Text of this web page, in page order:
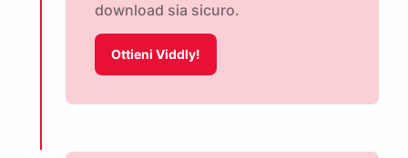
download sia sicuro.
Ottieni Viddly!